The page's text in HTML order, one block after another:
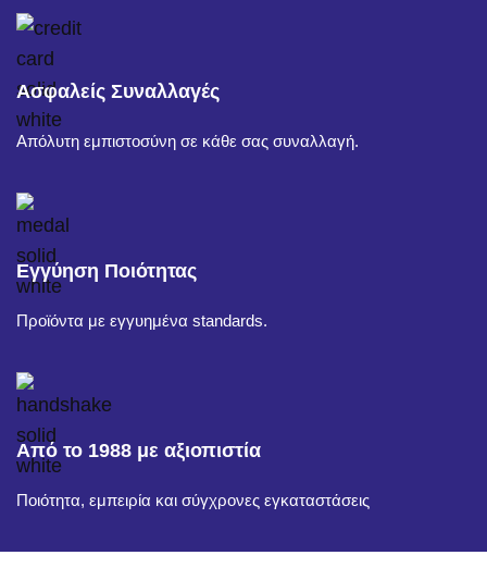
Ασφαλείς Συναλλαγές
Απόλυτη εμπιστοσύνη σε κάθε σας συναλλαγή.
Εγγύηση Ποιότητας
Προϊόντα με εγγυημένα standards.
Από το 1988 με αξιοπιστία
Ποιότητα, εμπειρία και σύγχρονες εγκαταστάσεις